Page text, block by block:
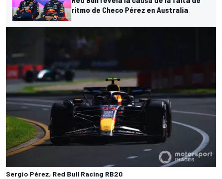
ritmo de Checo Pérez en Australia
Sergio Pérez, Red Bull Racing RB20